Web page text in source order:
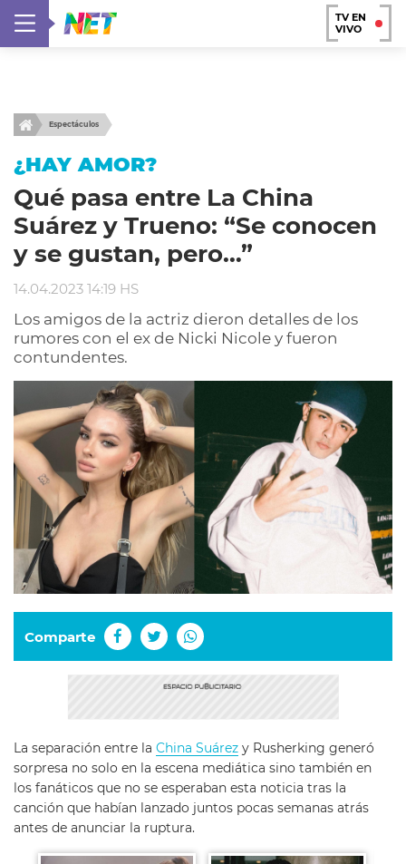
TV EN
VIVO
Espectáculos
¿HAY AMOR?
Qué pasa entre La China
Suárez y Trueno: “Se conocen
y se gustan, pero…”
14.04.2023 14:19 HS
Los amigos de la actriz dieron detalles de los
rumores con el ex de Nicki Nicole y fueron
contundentes.
Comparte
La separación entre la China Suárez y Rusherking generó
sorpresa no solo en la escena mediática sino también en
los fanáticos que no se esperaban esta noticia tras la
canción que habían lanzado juntos pocas semanas atrás
antes de anunciar la ruptura.